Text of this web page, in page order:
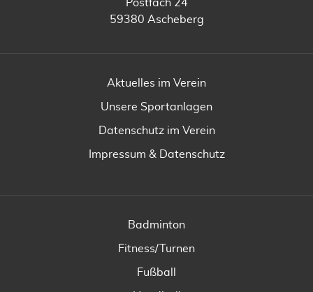
Postfach 24
59380 Ascheberg
Aktuelles im Verein
Unsere Sportanlagen
Datenschutz im Verein
Impressum & Datenschutz
Badminton
Fitness/Turnen
Fußball